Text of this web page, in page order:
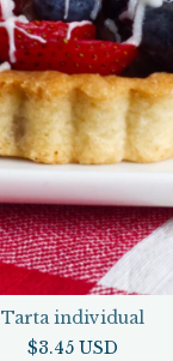
Tarta individual
$3.45 USD